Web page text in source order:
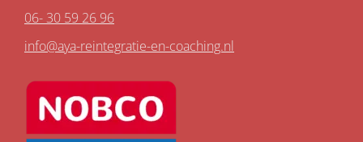
06- 30 59 26 96
info@aya-reintegratie-en-coaching.nl